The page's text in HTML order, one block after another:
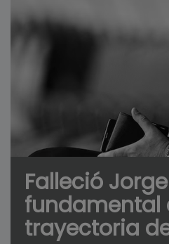
Falleció
fundamental
trayectoria